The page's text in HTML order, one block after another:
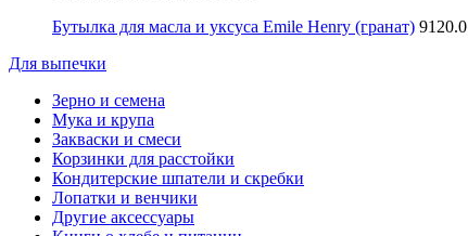
Бутылка для масла и уксуса Emile Henry (гранат) 9120.0
Для выпечки
Зерно и семена
Мука и крупа
Закваски и смеси
Корзинки для расстойки
Кондитерские шпатели и скребки
Лопатки и венчики
Другие аксессуары